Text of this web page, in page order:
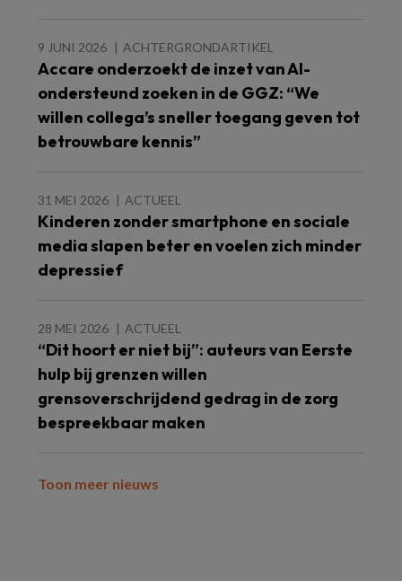
9 JUNI 2026 ACHTERGRONDARTIKEL
Accare onderzoekt de inzet van AI-
ondersteund zoeken in de GGZ: “We
willen collega’s sneller toegang geven tot
betrouwbare kennis”
31 MEI 2026 ACTUEEL
Kinderen zonder smartphone en sociale
media slapen beter en voelen zich minder
depressief
28 MEI 2026 ACTUEEL
“Dit hoort er niet bij”: auteurs van Eerste
hulp bij grenzen willen
grensoverschrijdend gedrag in de zorg
bespreekbaar maken
Toon meer nieuws